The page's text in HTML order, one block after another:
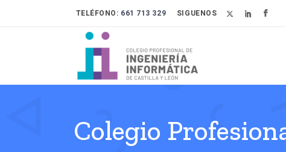
TELÉFONO: 661 713 329 SIGUENOS
Colegio